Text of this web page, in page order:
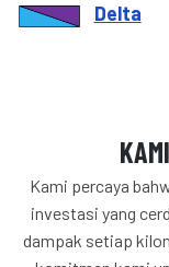
Delta
Kami percaya
investasi yang
dampak setiap